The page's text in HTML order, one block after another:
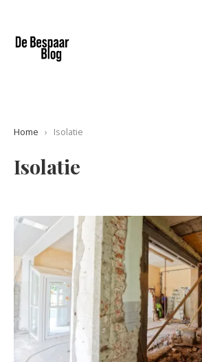
Home › Isolatie
Isolatie